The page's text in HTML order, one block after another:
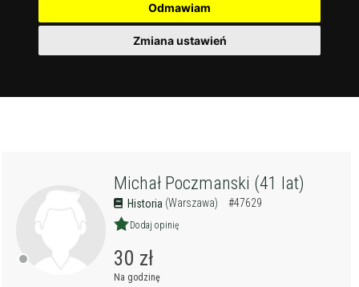
Odmawiam
Zmiana ustawień
Michał Poczmanski (41 lat)
Historia (Warszawa) #47629
Dodaj opinię
30 zł
Na godzinę